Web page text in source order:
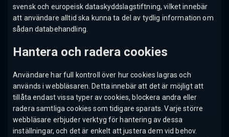
svensk och europeisk dataskyddslagstiftning, vilket innebär
att användare alltid ska kunna ta del av tydlig information om
sådan databehandling.
Hantera och radera cookies
Användare har full kontroll över hur cookies lagras och
används i webbläsaren. Detta innebär att det är möjligt att
tillåta endast vissa typer av cookies, blockera andra eller
radera samtliga cookies som tidigare sparats. Varje större
webbläsare erbjuder verktyg för hantering av dessa
inställningar, och det är enkelt att justera dem vid behov.